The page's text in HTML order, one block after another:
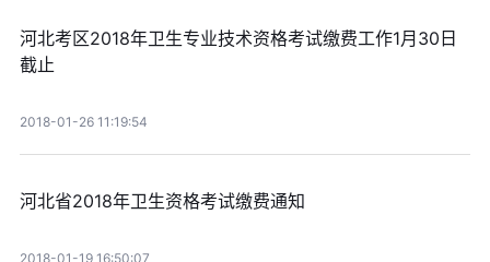
河北考区2018年卫生专业技术资格考试缴费工作1月30日
截止
2018-01-26 11:19:54
河北省2018年卫生资格考试缴费通知
2018-01-19 16:50:07